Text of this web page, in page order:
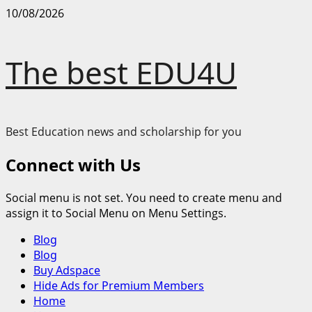
Skip
10/08/2026
The best EDU4U
Best Education news and scholarship for you
Connect with Us
Social menu is not set. You need to create menu and
assign it to Social Menu on Menu Settings.
Primary
Menu
Blog
Blog
Buy Adspace
Hide Ads for Premium Members
Home